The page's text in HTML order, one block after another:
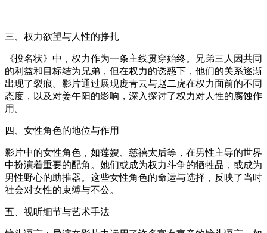
三、权力欲望与人性的挣扎
《投名状》中，权力作为一条主线贯穿始终。兄弟三人因共同
的利益和目标结为兄弟，但在权力的诱惑下，他们的关系逐渐
出现了裂痕。影片通过展现庞青云与赵二虎在权力面前的不同
态度，以及对姜午阳的影响，深入探讨了权力对人性的腐蚀作
用。
四、女性角色的地位与作用
影片中的女性角色，如莲嫂、慈禧太后等，在男性主导的世界
中扮演着重要的配角。她们或成为权力斗争的牺牲品，或成为
男性野心的助推器。这些女性角色的命运与选择，反映了当时
社会对女性的束缚与不公。
五、视听细节与艺术手法